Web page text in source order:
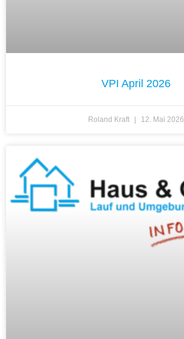
VPI April 2026
Roland Kraft 12. Mai 2026